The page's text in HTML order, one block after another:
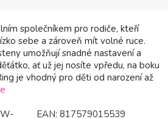
společníkem pro rodiče, kteří
sebe a zároveň mít volné ruce.
umožňují snadné nastavení a
ať už jej nosíte vpředu, na boku
je vhodný pro děti od narození až
EAN: 817579015539